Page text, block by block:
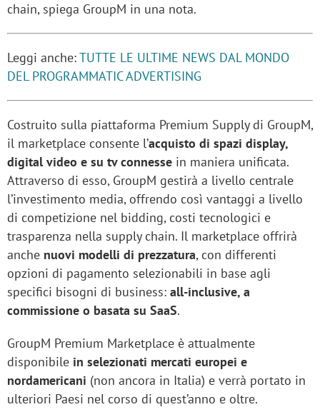
chain, spiega GroupM in una nota.
Leggi anche:TUTTE LE ULTIME NEWS DAL MONDO
DEL PROGRAMMATIC ADVERTISING
Costruito sulla piattaforma Premium Supply di GroupM,
il marketplace consente l’acquisto di spazi display,
digital video e su tv connesse in maniera unificata.
Attraverso di esso, GroupM gestirà a livello centrale
l’investimento media, offrendo così vantaggi a livello
di competizione nel bidding, costi tecnologici e
trasparenza nella supply chain. Il marketplace offrirà
anche nuovi modelli di prezzatura, con differenti
opzioni di pagamento selezionabili in base agli
specifici bisogni di business: all-inclusive, a
commissione o basata su SaaS.
GroupM Premium Marketplace è attualmente
disponibile in selezionati mercati europei e
nordamericani (non ancora in Italia) e verrà portato in
ulteriori Paesi nel corso di quest’anno e oltre.